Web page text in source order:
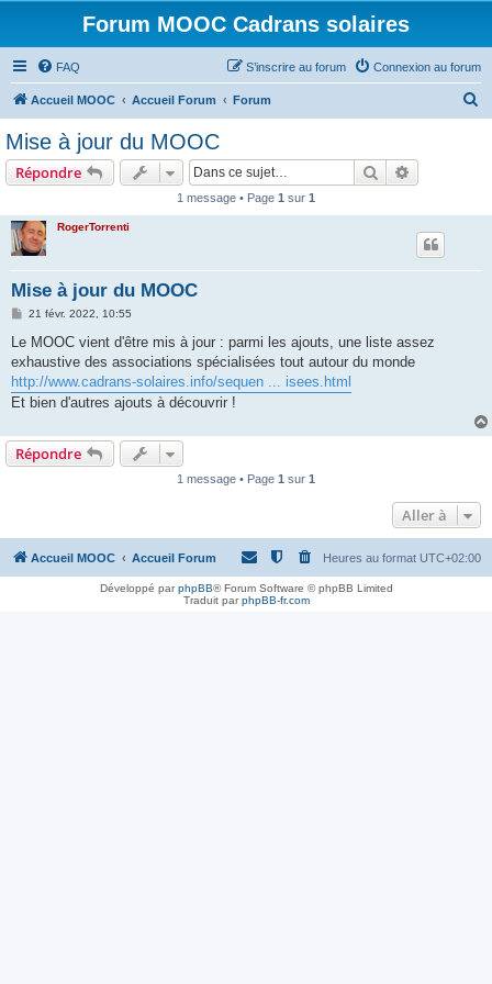
Forum MOOC Cadrans solaires
FAQ Connexion au forum
S’inscrire au forum
Accueil MOOC Accueil Forum Forum
Mise à jour du MOOC
Répondre Rechercher
1 message • Page 1 sur 1
RogerTorrenti
Mise à jour du MOOC
M
s
a
g
e
21 févr. 2022, 10:55
Le MOOC vient d'être mis à jour : parmi les ajouts, une liste assez
exhaustive des associations spécialisées tout autour du monde
http://www.cadrans-solaires.info/sequen ... isees.html
Et bien d'autres ajouts à découvrir !
Répondre
1 message • Page 1 sur 1
Aller à
Accueil MOOC Accueil Forum Heures au format UTC+02:00
Développé parphpBB® Forum Software © phpBB Limited
Traduit parphpBB-fr.com